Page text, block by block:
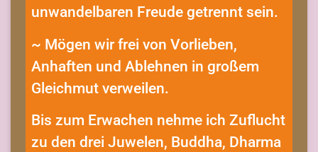
unwandelbaren Freude getrennt sein.
~ Mögen wir frei von Vorlieben,
Anhaften und Ablehnen in großem
Gleichmut verweilen.
Bis zum Erwachen nehme ich Zuflucht
zu den drei Juwelen, Buddha, Dharma